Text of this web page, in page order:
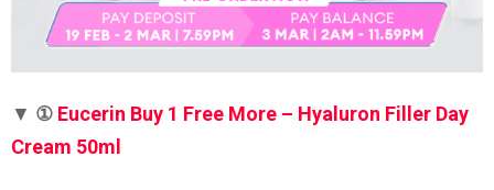
▼ ① Eucerin Buy 1 Free More – Hyaluron Filler Day
Cream 50ml